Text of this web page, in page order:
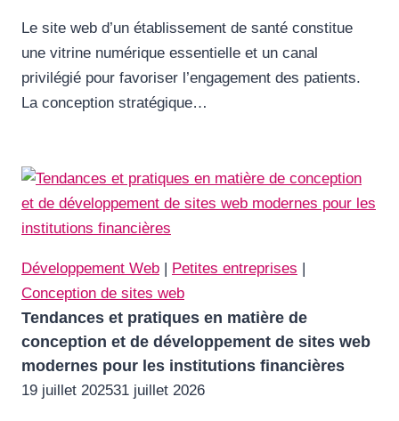
Le site web d’un établissement de santé constitue
une vitrine numérique essentielle et un canal
privilégié pour favoriser l’engagement des patients.
La conception stratégique…
Développement Web | Petites entreprises |
Conception de sites web
Tendances et pratiques en matière de
conception et de développement de sites web
modernes pour les institutions financières
19 juillet 202531 juillet 2026